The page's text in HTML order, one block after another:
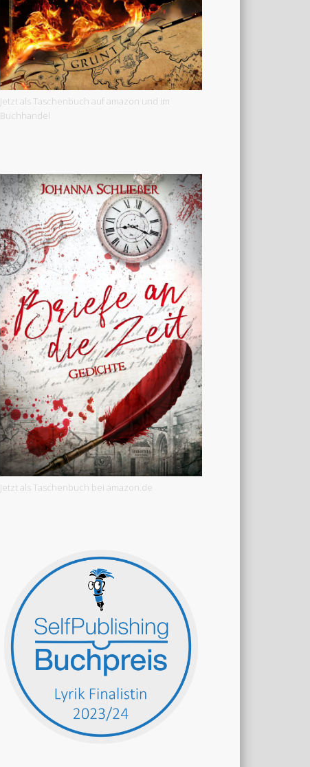
Jetzt als Taschenbuch auf amazon und im
Buchhandel
Jetzt als Taschenbuch bei amazon.de